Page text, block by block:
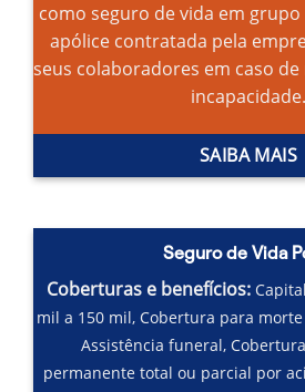
como seguro de vida em
apólice contratada pela
seus colaboradores em caso
incapacidade.
SAIBA MAIS
Seguro de Vida
Coberturas e benefícios:
mil a 150 mil, Cobertura para
Assistência funeral,
permanente total ou parcial por